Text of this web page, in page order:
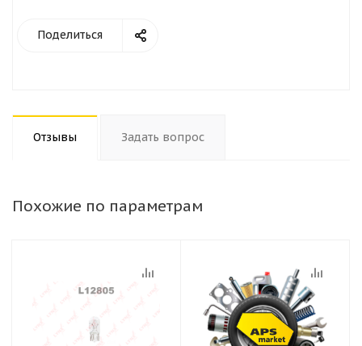
Поделиться
Отзывы Задать вопрос
Похожие по параметрам